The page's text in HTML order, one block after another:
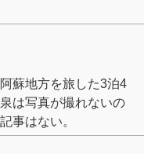
蘇地方を旅した3泊4
は写真が撮れないの
事はない。